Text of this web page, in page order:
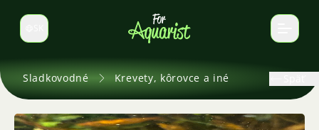
Prepnúť jazyk
Sladkovodné Krevety, kôrovce a iné